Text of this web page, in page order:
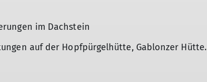
im Dachstein
auf der Hopfpürgelhütte, Gablonzer Hütte.